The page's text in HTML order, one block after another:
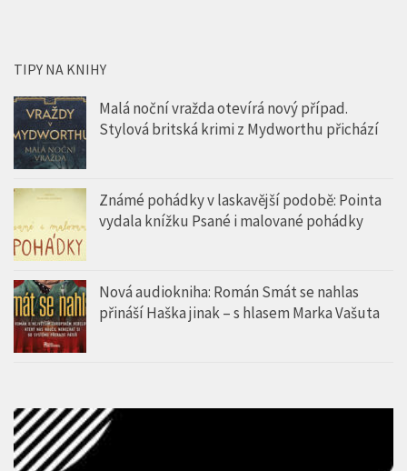
TIPY NA KNIHY
Malá noční vražda otevírá nový případ.
Stylová britská krimi z Mydworthu přichází
Známé pohádky v laskavější podobě: Pointa
vydala knížku Psané i malované pohádky
Nová audiokniha: Román Smát se nahlas
přináší Haška jinak – s hlasem Marka Vašuta